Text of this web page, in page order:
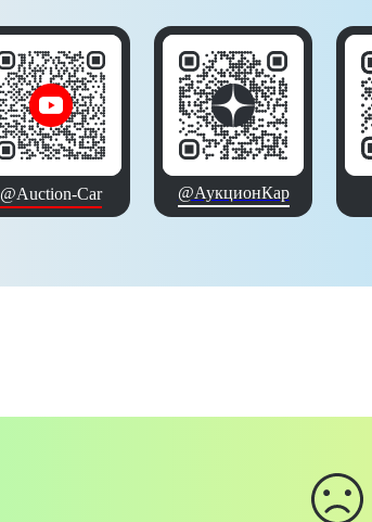
@Auction-Car @АукционКар